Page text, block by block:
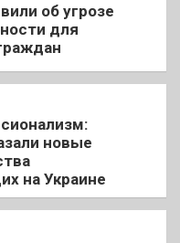
об угрозе
для
новые
на Украине